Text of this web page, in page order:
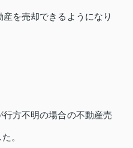
を売却できるようになり
方不明の場合の不動産売
。